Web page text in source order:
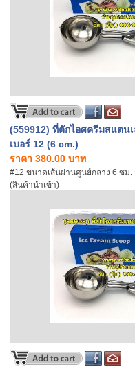
(559912) ที่ตักไอศครีมสแตน
เบอร์ 12 (6 cm.)
ราคา 380.00 บาท
#12 ขนาดเส้นผ่านศูนย์กลาง 6 ซม
(สินค้านำเข้า)